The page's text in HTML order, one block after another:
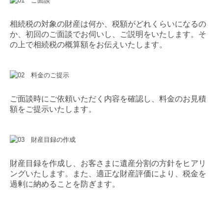
相続税の対象の財産は何か、税額がどれくらいになるの
か、初回のご面談でお伺いし、ご説明をいたします。そ
の上で相続税の概算額をお伝えいたします。
ご面談時にご依頼いただく内容を確認し、料金のお見積
額をご提示いたします。
財産目録を作成し、お客さまに遺産分割の方針をヒアリ
ングいたします。また、適正な財産評価により、税金を
過剰に納めることを防ぎます。